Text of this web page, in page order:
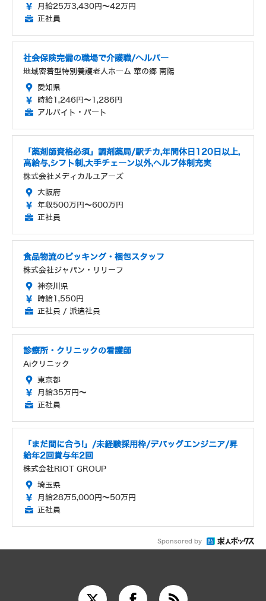
月給25万3,430円～42万円
正社員
社会保険完備の職場で介護職/ヘルパー
地域密着型特別養護老人ホーム 華の郷 南陽
愛知県
時給1,246円～1,286円
アルバイト・パート
「薬剤師資格必須」調剤薬局/駅チカ,年間休日120日以上,
高給与,シフト制,大手チェーン以外,ヘルプ体制充実
株式会社メディカルユアーズ
大阪府
年収500万円～600万円
正社員
食品物流のピッキング・梱包スタッフ
株式会社ジャパン・リリーフ
神奈川県
時給1,550円
正社員 / 派遣社員
診療所・クリニックの看護師
Aiクリニック
東京都
月給35万円～
正社員
「まだ間に合う!」/未経験採用枠/デバッグエンジニア/昇
給年2回賞与年2回
株式会社RIOT GROUP
埼玉県
月給28万5,000円～50万円
正社員
Sponsored by